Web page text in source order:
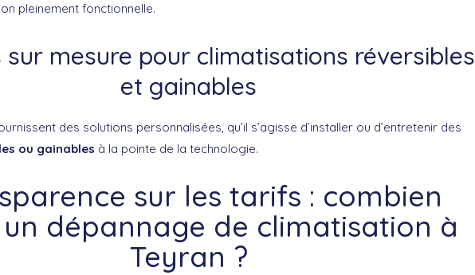
pleinement fonctionnelle.
sur mesure pour climatisations réversibles
et gainables
des solutions personnalisées, qu’il s’agisse d’installer ou d’entretenir des
ou gainables à la pointe de la technologie.
sur les tarifs : combien
dépannage de climatisation à
Teyran ?